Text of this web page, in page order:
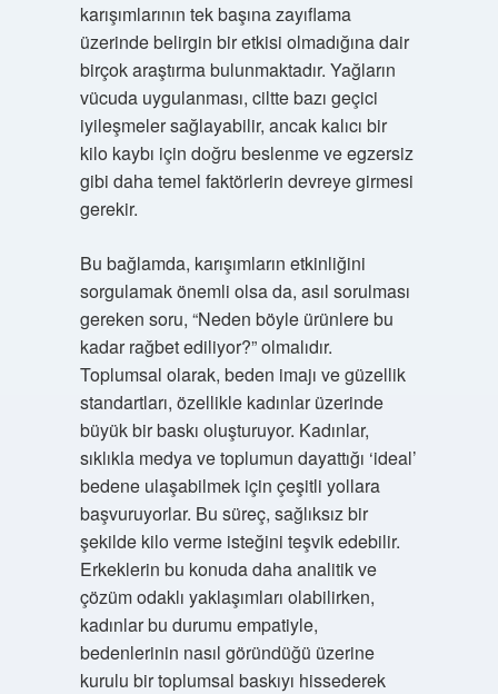
karışımlarının tek başına zayıflama
üzerinde belirgin bir etkisi olmadığına dair
birçok araştırma bulunmaktadır. Yağların
vücuda uygulanması, ciltte bazı geçici
iyileşmeler sağlayabilir, ancak kalıcı bir
kilo kaybı için doğru beslenme ve egzersiz
gibi daha temel faktörlerin devreye girmesi
gerekir.
Bu bağlamda, karışımların etkinliğini
sorgulamak önemli olsa da, asıl sorulması
gereken soru, “Neden böyle ürünlere bu
kadar rağbet ediliyor?” olmalıdır.
Toplumsal olarak, beden imajı ve güzellik
standartları, özellikle kadınlar üzerinde
büyük bir baskı oluşturuyor. Kadınlar,
sıklıkla medya ve toplumun dayattığı ‘ideal’
bedene ulaşabilmek için çeşitli yollara
başvuruyorlar. Bu süreç, sağlıksız bir
şekilde kilo verme isteğini teşvik edebilir.
Erkeklerin bu konuda daha analitik ve
çözüm odaklı yaklaşımları olabilirken,
kadınlar bu durumu empatiyle,
bedenlerinin nasıl göründüğü üzerine
kurulu bir toplumsal baskıyı hissederek